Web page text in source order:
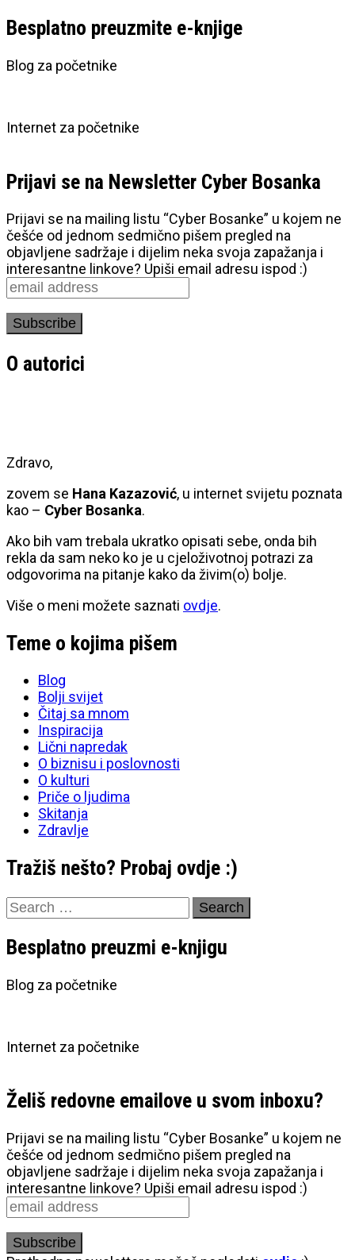
Besplatno preuzmite e-knjige
Blog za početnike
Internet za početnike
Prijavi se na Newsletter Cyber Bosanka
Prijavi se na mailing listu “Cyber Bosanke” u kojem ne
češće od jednom sedmično pišem pregled na
objavljene sadržaje i dijelim neka svoja zapažanja i
interesantne linkove? Upiši email adresu ispod :)
O autorici
Zdravo,
zovem se Hana Kazazović, u internet svijetu poznata
kao – Cyber Bosanka.
Ako bih vam trebala ukratko opisati sebe, onda bih
rekla da sam neko ko je u cjeloživotnoj potrazi za
odgovorima na pitanje kako da živim(o) bolje.
Više o meni možete saznati ovdje.
Teme o kojima pišem
Blog
Bolji svijet
Čitaj sa mnom
Inspiracija
Lični napredak
O biznisu i poslovnosti
O kulturi
Priče o ljudima
Skitanja
Zdravlje
Tražiš nešto? Probaj ovdje :)
Search
for:
Besplatno preuzmi e-knjigu
Blog za početnike
Internet za početnike
Želiš redovne emailove u svom inboxu?
Prijavi se na mailing listu “Cyber Bosanke” u kojem ne
češće od jednom sedmično pišem pregled na
objavljene sadržaje i dijelim neka svoja zapažanja i
interesantne linkove? Upiši email adresu ispod :)